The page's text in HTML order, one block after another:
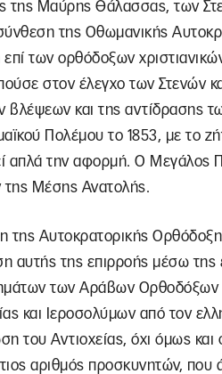
της Μαύρης Θάλασσας, των
της Οθωμανικής
επί των ορθόδοξων
στον έλεγχο των Στενών
βλέψεων και της αντίδρασης
Πολέμου το 1853, με το
απλά την αφορμή. Ο Μεγάλος
Μέσης Ανατολής.
της Αυτοκρατορικής
αυτής της επιρροής μέσω
των Αράβων Ορθοδόξων
και Ιεροσολύμων από τον
του Αντιοχείας, όχι όμως
αριθμός προσκυνητών, που